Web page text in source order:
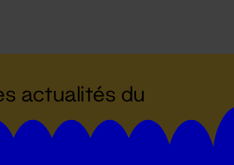
actualités du